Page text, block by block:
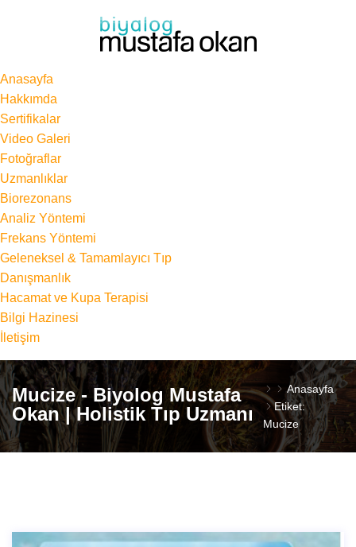
Anasayfa
Hakkımda
Sertifikalar
Video Galeri
Fotoğraflar
Uzmanlıklar
Biorezonans
Analiz Yöntemi
Frekans Yöntemi
Geleneksel & Tamamlayıcı Tıp
Danışmanlık
Hacamat ve Kupa Terapisi
Bilgi Hazinesi
İletişim
Mucize - Biyolog Mustafa
Okan | Holistik Tıp Uzmanı
Anasayfa
Etiket:
Mucize